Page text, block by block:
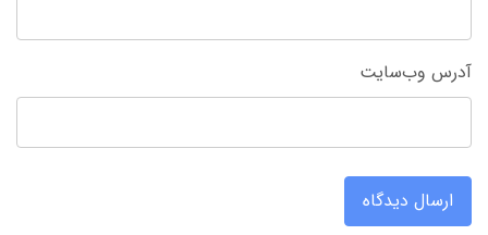
آدرس وب‌سایت
ارسال دیدگاه